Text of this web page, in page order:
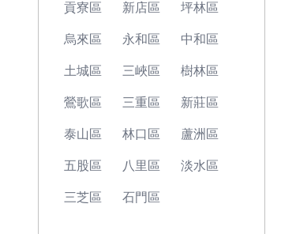
貢寮區 新店區 坪林區
烏來區 永和區 中和區
土城區 三峽區 樹林區
鶯歌區 三重區 新莊區
泰山區 林口區 蘆洲區
五股區 八里區 淡水區
三芝區 石門區